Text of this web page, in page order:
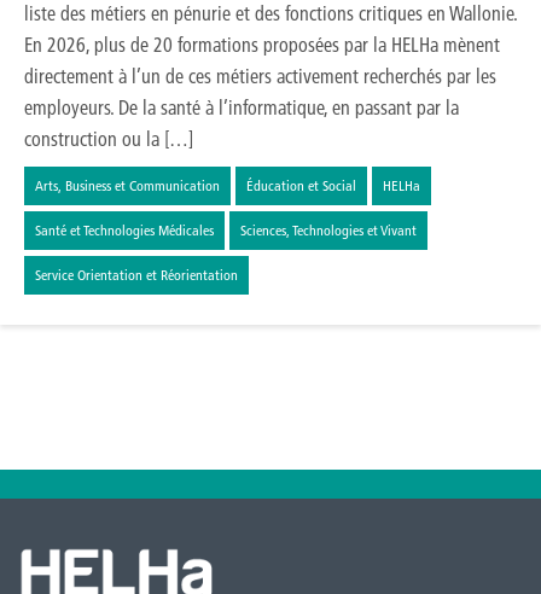
liste des métiers en pénurie et des fonctions critiques en Wallonie.
En 2026, plus de 20 formations proposées par la HELHa mènent
directement à l’un de ces métiers activement recherchés par les
employeurs. De la santé à l’informatique, en passant par la
construction ou la […]
Arts, Business et Communication Éducation et Social HELHa
Santé et Technologies Médicales Sciences, Technologies et Vivant
Service Orientation et Réorientation